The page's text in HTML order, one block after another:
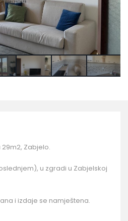
Zabjelo.
u zgradi u Zabjelskoj
i izdaje se namještena.